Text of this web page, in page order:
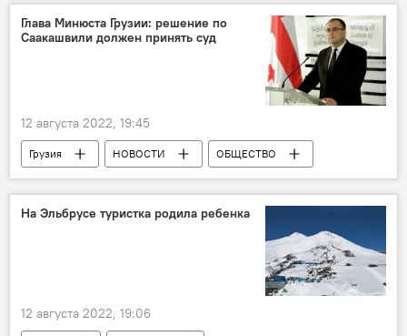
Мультимедиа
Глава Минюста Грузии: решение по
Саакашвили должен принять суд
12 августа 2022, 19:45
Грузия НОВОСТИ
ОБЩЕСТВО
Рати Брегадзе
Министерство юстиции Грузии
На Эльбрусе туристка родила ребенка
12 августа 2022, 19:06